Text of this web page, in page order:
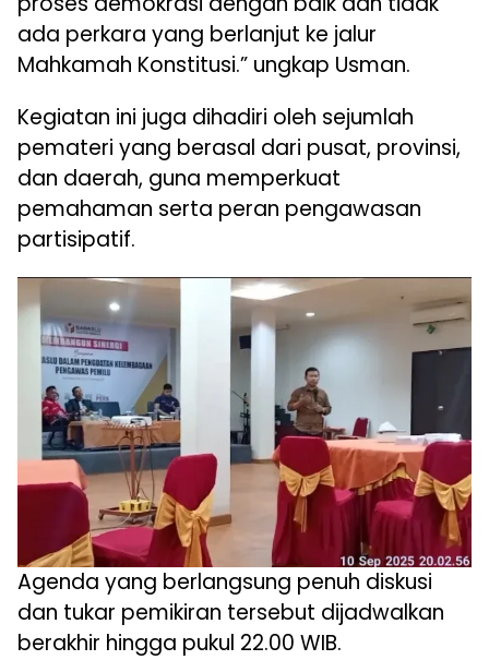
ada perkara yang berlanjut ke jalur
Mahkamah Konstitusi.” ungkap Usman.
Kegiatan ini juga dihadiri oleh sejumlah
pemateri yang berasal dari pusat, provinsi,
dan daerah, guna memperkuat
pemahaman serta peran pengawasan
partisipatif.
Agenda yang berlangsung penuh diskusi
dan tukar pemikiran tersebut dijadwalkan
berakhir hingga pukul 22.00 WIB.